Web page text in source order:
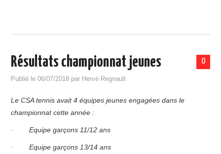
0
Résultats championnat jeunes
Publié le06/07/2018 par Hervé Regnault
Le CSA tennis avait 4 équipes jeunes engagées dans le
championnat cette année :
· Equipe garçons 11/12 ans
· Equipe garçons 13/14 ans